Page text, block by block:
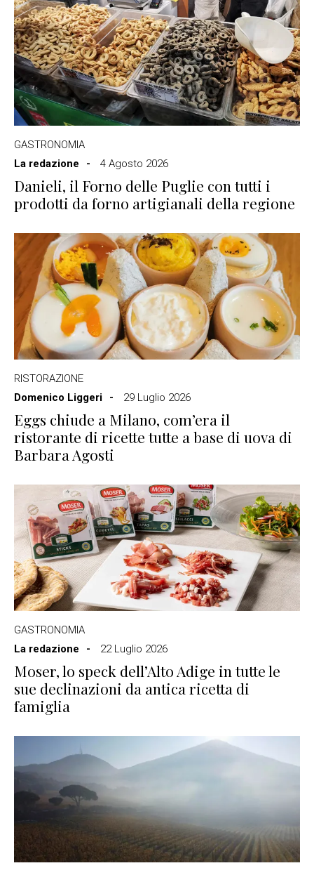
GASTRONOMIA
La redazione
4 Agosto 2026
Danieli, il Forno delle Puglie con tutti i
prodotti da forno artigianali della regione
RISTORAZIONE
Domenico Liggeri
29 Luglio 2026
Eggs chiude a Milano, com’era il
ristorante di ricette tutte a base di uova di
Barbara Agosti
GASTRONOMIA
La redazione
22 Luglio 2026
Moser, lo speck dell’Alto Adige in tutte le
sue declinazioni da antica ricetta di
famiglia